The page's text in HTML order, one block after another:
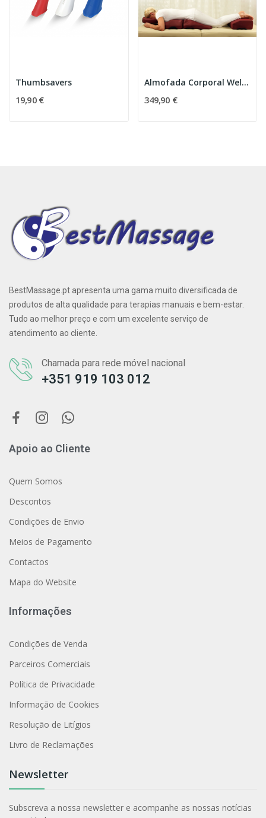
Thumbsavers
19,90 €
Almofada Corporal WellTouch
349,90 €
BestMassage.pt apresenta uma gama muito diversificada de
produtos de alta qualidade para terapias manuais e bem-estar.
Tudo ao melhor preço e com um excelente serviço de
atendimento ao cliente.
Chamada para rede móvel nacional
+351 919 103 012
Apoio ao Cliente
Quem Somos
Descontos
Condições de Envio
Meios de Pagamento
Contactos
Mapa do Website
Informações
Condições de Venda
Parceiros Comerciais
Política de Privacidade
Informação de Cookies
Resolução de Litígios
Livro de Reclamações
Newsletter
Subscreva a nossa newsletter e acompanhe as nossas notícias